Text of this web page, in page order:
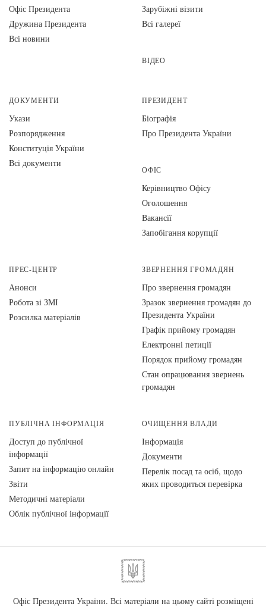
Офіс Президента
Дружина Президента
Всі новини
Зарубіжні візити
Всі галереї
ВІДЕО
ДОКУМЕНТИ
Укази
Розпорядження
Конституція України
Всі документи
ПРЕЗИДЕНТ
Біографія
Про Президента України
ОФІС
Керівництво Офісу
Оголошення
Вакансії
Запобігання корупції
ПРЕС-ЦЕНТР
Анонси
Робота зі ЗМІ
Розсилка матеріалів
ЗВЕРНЕННЯ ГРОМАДЯН
Про звернення громадян
Зразок звернення громадян до
Президента України
Графік прийому громадян
Електронні петиції
Порядок прийому громадян
Стан опрацювання звернень
громадян
ПУБЛІЧНА ІНФОРМАЦІЯ
Доступ до публічної
інформації
Запит на інформацію онлайн
Звіти
Методичні матеріали
Облік публічної інформації
ОЧИЩЕННЯ ВЛАДИ
Інформація
Документи
Перелік посад та осіб, щодо
яких проводиться перевірка
Офіс Президента України. Всі матеріали на цьому сайті розміщені